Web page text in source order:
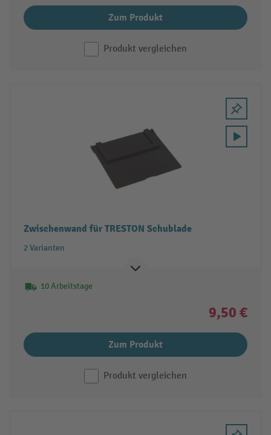
Zum Produkt
Produkt vergleichen
Zwischenwand für TRESTON Schublade
2 Varianten
10 Arbeitstage
9,50 €
Zum Produkt
Produkt vergleichen